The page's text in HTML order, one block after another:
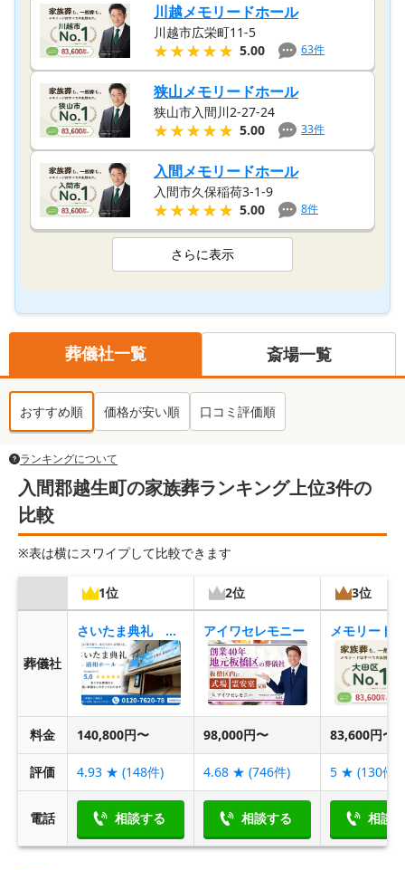
川越メモリードホール
川越市広栄町11-5
★★★★★
★★★★★ 5.00 63件
狭山メモリードホール
狭山市入間川2-27-24
★★★★★
★★★★★ 5.00 33件
入間メモリードホール
入間市久保稲荷3-1-9
★★★★★
★★★★★ 5.00 8件
さらに表示
葬儀社一覧 斎場一覧
おすすめ順 価格が安い順 口コミ評価順
ランキングについて
入間郡越生町の家族葬ランキング上位3件の
比較
※表は横にスワイプして比較できます
1位 2位 3位
葬儀社
さいたま典礼 浦和ホール アイワセレモニー
料金 140,800円〜 98,000円〜 83,600円〜
評価 4.93 ★ (148件) 4.68 ★ (746件) 5 ★ (130件)
電話 相談する 相談する 相談